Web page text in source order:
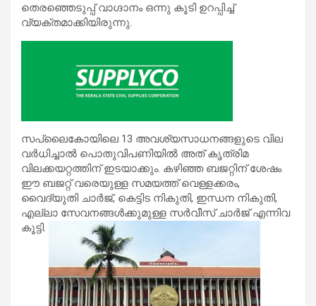
തെരഞ്ഞെടുപ്പ് വാഗ്ദാനം ഒന്നു കൂടി ഉറപ്പിച്ച്
വ്യക്തമാക്കിയിരുന്നു.
സപ്ലൈകോയിലെ 13 അവശ്യസാധനങ്ങളുടെ വില
വര്‍ധിച്ചാല്‍ പൊതുവിപണിയില്‍ അത് കൃത്രിമ
വിലക്കയറ്റത്തിന് ഇടയാക്കും. കഴിഞ്ഞ ബജറ്റിന് ശേഷം
ഈ ബജറ്റ് വരെയുള്ള സമയത്ത് വെള്ളക്കരം,
വൈദ്യുതി ചാര്‍ജ്, കെട്ടിട നികുതി, ഇന്ധന നികുതി,
എല്ലാ സേവനങ്ങള്‍ക്കുമുള്ള സര്‍വീസ് ചാര്‍ജ് എന്നിവ
കൂട്ടി.